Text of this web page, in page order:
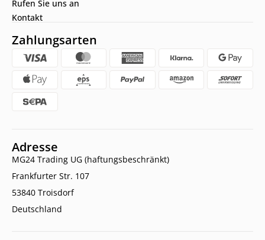
Rufen Sie uns an
Kontakt
Zahlungsarten
Adresse
MG24 Trading UG (haftungsbeschränkt)
Frankfurter Str. 107
53840 Troisdorf
Deutschland